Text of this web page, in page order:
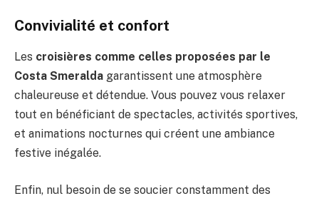
Convivialité et confort
Les croisières comme celles proposées par le
Costa Smeralda garantissent une atmosphère
chaleureuse et détendue. Vous pouvez vous relaxer
tout en bénéficiant de spectacles, activités sportives,
et animations nocturnes qui créent une ambiance
festive inégalée.
Enfin, nul besoin de se soucier constamment des